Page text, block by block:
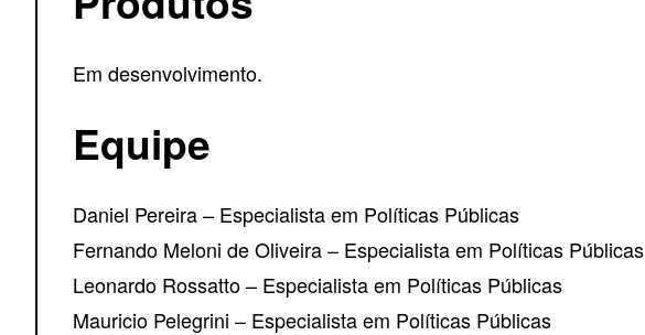
Em desenvolvimento.
Equipe
Daniel Pereira – Especialista em Políticas Públicas
Fernando Meloni de Oliveira – Especialista em Políticas Públicas
Leonardo Rossatto – Especialista em Políticas Públicas
Mauricio Pelegrini – Especialista em Políticas Públicas